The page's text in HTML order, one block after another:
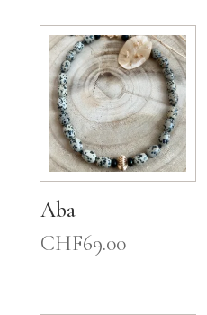
Aba
CHF69.00